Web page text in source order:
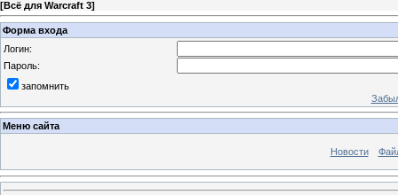
[Всё для Warcraft 3]
Форма входа
Логин:
Пароль:
запомнить
Меню сайта
Новости